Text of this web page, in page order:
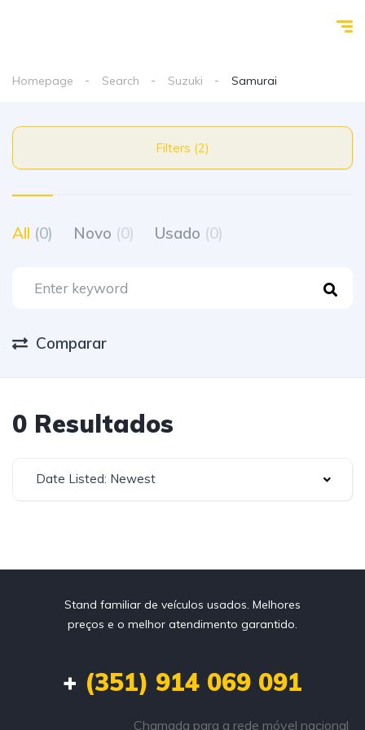
Homepage Search Suzuki Samurai
Filters (2)
All (0) Novo (0) Usado (0)
Comparar
0 Resultados
Date Listed: Newest
Stand familiar de veículos usados. Melhores
preços e o melhor atendimento garantido.
+ (351) 914 069 091
Chamada para a rede móvel nacional